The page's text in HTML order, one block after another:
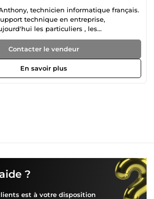
technicien informatique français.
technique en entreprise,
les particuliers , les
expatriés francophones qui ont besoin
fiable en informatique — sans jargon
Je travaille entièrement à distance et
outil de prise en main sécurisé : vous
je fais sur votre écran, et je vous explique
Contacter le vendeur
En savoir plus
?
est à votre disposition